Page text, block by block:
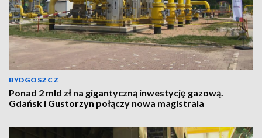
BYDGOSZCZ
Ponad 2 mld zł na gigantyczną inwestycję gazową.
Gdańsk i Gustorzyn połączy nowa magistrala